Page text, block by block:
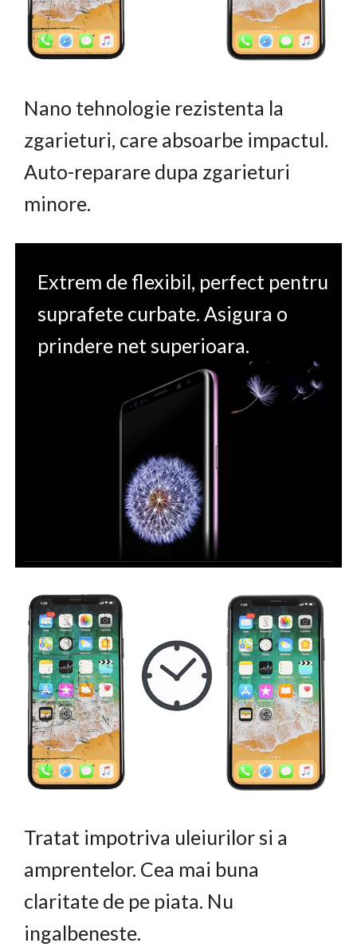
Nano tehnologie rezistenta la
zgarieturi, care absoarbe impactul.
Auto-reparare dupa zgarieturi
minore.
Extrem de flexibil, perfect pentru
suprafete curbate. Asigura o
prindere net superioara.
Tratat impotriva uleiurilor si a
amprentelor. Cea mai buna
claritate de pe piata. Nu
ingalbeneste.